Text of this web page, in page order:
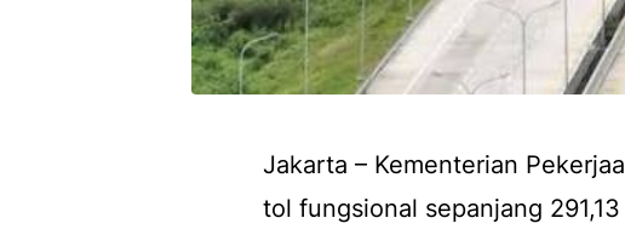
Jakarta – Kementerian
tol fungsional sepanjang